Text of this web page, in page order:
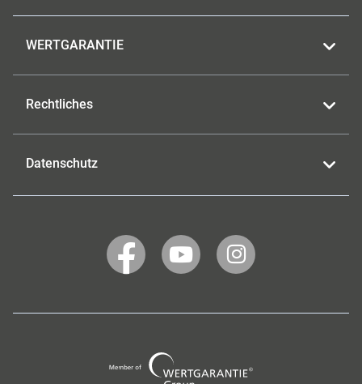
WERTGARANTIE
Rechtliches
Datenschutz
WERTGARANTIE
auf
WERTGARANTIE
auf
WERTGARANTIE
auf
Group